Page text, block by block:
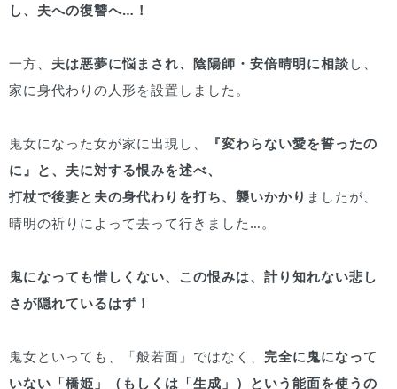
し、夫への復讐へ…！
一方、 夫は悪夢に悩まされ、陰陽師・安倍晴明に相談 し、
家に身代わりの人形を設置しました。
鬼女になった女が家に出現し、
『変わらない愛を誓ったの
に』と、夫に対する恨みを述べ、
打杖で後妻と夫の身代わりを打ち、襲いかかり ましたが、
晴明の祈りによって去って行きました…。
鬼になっても惜しくない、この恨みは、計り知れない悲し
さが隠れているはず！
鬼女といっても、「般若面」ではなく、 完全に鬼になって
いない「橋姫」（もしくは「生成」）という能面を使うの